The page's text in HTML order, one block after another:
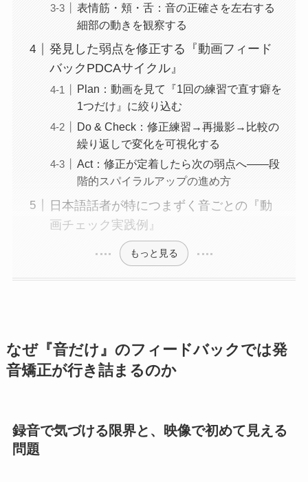
表情筋・頬・舌：音の正確さを左右する
細部の動きを観察する
発見した弱点を修正する『動画フィード
バックPDCAサイクル』
Plan：動画を見て『1回の練習で直す癖を
1つだけ』に絞り込む
Do & Check：修正練習→再撮影→比較の
繰り返しで変化を可視化する
Act：修正が定着したら次の弱点へ——段
階的スパイラルアップの進め方
日本語話者が特につまずく音ごとの『動
画チェック実践例』
もっと見る
なぜ『音だけ』のフィードバックでは発
音矯正が行き詰まるのか
録音で気づける限界と、映像で初めて見える
問題